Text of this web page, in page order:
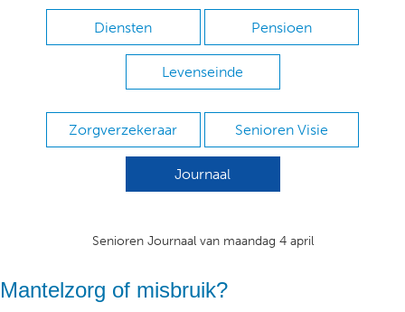
Diensten Pensioen
Levenseinde
Zorgverzekeraar Senioren Visie
Journaal
Senioren Journaal van maandag 4 april
Mantelzorg of misbruik?